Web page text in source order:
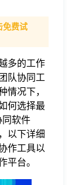
免费试
多的工作
队协同工
情况下，
何选择最
同软件
以下详细
作工具以
平台。